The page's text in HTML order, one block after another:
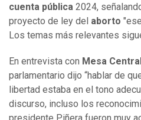
cuenta pública 2024,
proyecto de ley del aborto
Los temas más relevantes
En entrevista con Mesa
parlamentario dijo “hablar de
libertad estaba en el tono
discurso, incluso los